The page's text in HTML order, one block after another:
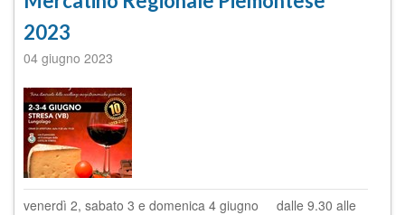
2023
04 giugno 2023
venerdì 2, sabato 3 e domenica 4 giugno dalle 9.30 alle